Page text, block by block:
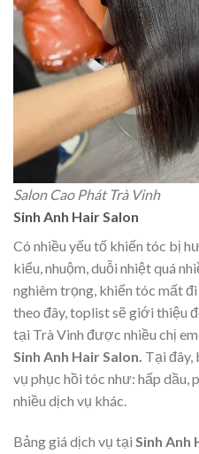
Salon Cao Phát Trà Vinh
Sinh Anh Hair Salon
Có nhiều yếu tố khiến tóc bị
kiểu, nhuộm, duỗi nhiệt quá
nghiêm trọng, khiến tóc mất
theo đây, toplist sẽ giới thiệu
tại Trà Vinh được nhiều chị
Sinh Anh Hair Salon. Tại đây,
vụ phục hồi tóc như: hấp dầu,
nhiều dịch vụ khác.
Bảng giá dịch vụ tại Sinh Anh